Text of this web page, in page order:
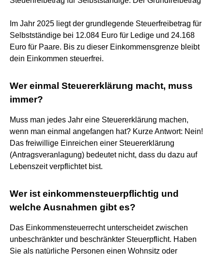
Im Jahr 2025 liegt der grundlegende Steuerfreibetrag für
Selbstständige bei 12.084 Euro für Ledige und 24.168
Euro für Paare. Bis zu dieser Einkommensgrenze bleibt
dein Einkommen steuerfrei.
Wer einmal Steuererklärung macht, muss
immer?
Muss man jedes Jahr eine Steuererklärung machen,
wenn man einmal angefangen hat? Kurze Antwort: Nein!
Das freiwillige Einreichen einer Steuererklärung
(Antragsveranlagung) bedeutet nicht, dass du dazu auf
Lebenszeit verpflichtet bist.
Wer ist einkommensteuerpflichtig und
welche Ausnahmen gibt es?
Das Einkommensteuerrecht unterscheidet zwischen
unbeschränkter und beschränkter Steuerpflicht. Haben
Sie als natürliche Personen einen Wohnsitz oder